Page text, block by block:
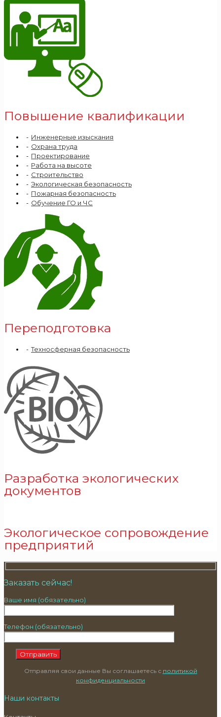
Повышение квалификации
Инженерные изыскания
Охрана труда
Проектирование
Работа на высоте
Строительство
Экологическая безопасность
Пожарная безопасность
Обучение ГО и ЧС
Переподготовка
Техносферная безопасность
Разработка экологических
документов
Экологическое сопровождение
предприятий
Заказать сейчас!
Ваше имя (обязательно)
Телефон (обязательно)
Отправляя свои данные Вы соглашаетесь с политикой
конфиденциальности
Наши контакты